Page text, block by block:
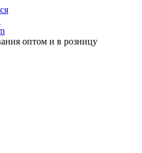
оптом и в розницу